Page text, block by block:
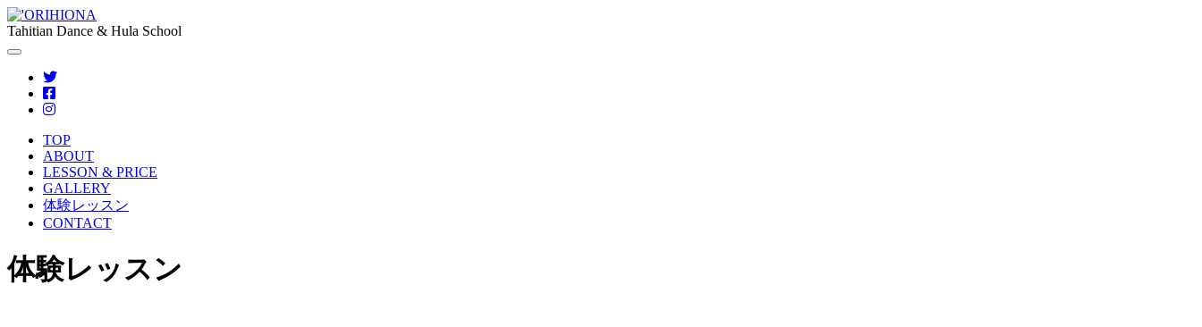
Tahitian Dance & Hula School
TOP
ABOUT
LESSON & PRICE
GALLERY
体験レッスン
CONTACT
体験レッスン